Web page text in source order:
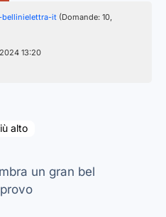
bellinielettra-it (Domande: 10,
13:20
alto
un gran bel